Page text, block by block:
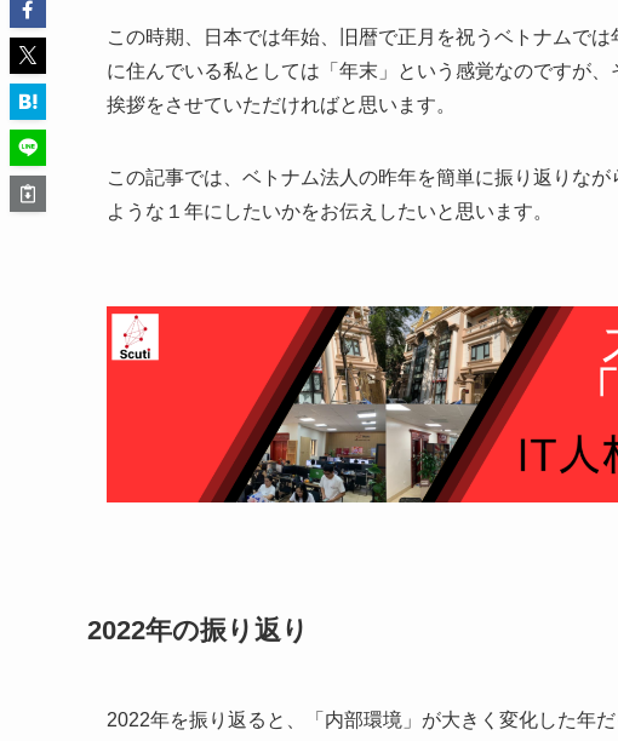
この時期、日本では年始、旧暦で正月を祝うベトナムで
に住んでいる私としては「年末」という感覚なのですが
挨拶をさせていただければと思います。
この記事では、ベトナム法人の昨年を簡単に振り返りな
ような１年にしたいかをお伝えしたいと思います。
2022年の振り返り
2022年を振り返ると、「内部環境」が大きく変化した年